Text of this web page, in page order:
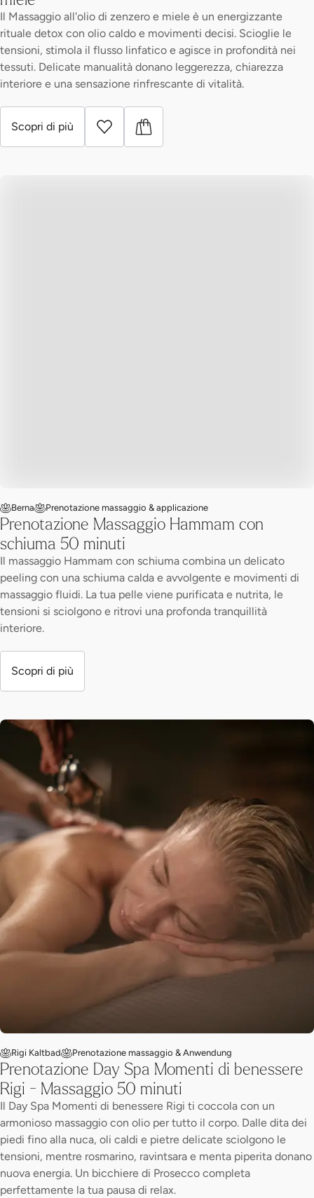
Il Massaggio all'olio di zenzero e miele è un energizzante
rituale detox con olio caldo e movimenti decisi. Scioglie le
tensioni, stimola il flusso linfatico e agisce in profondità nei
tessuti. Delicate manualità donano leggerezza, chiarezza
interiore e una sensazione rinfrescante di vitalità.
Scopri di più
Berna Prenotazione massaggio & applicazione
Prenotazione Massaggio Hammam con
schiuma 50 minuti
Il massaggio Hammam con schiuma combina un delicato
peeling con una schiuma calda e avvolgente e movimenti di
massaggio fluidi. La tua pelle viene purificata e nutrita, le
tensioni si sciolgono e ritrovi una profonda tranquillità
interiore.
Scopri di più
Rigi Kaltbad Prenotazione massaggio & Anwendung
Prenotazione Day Spa Momenti di benessere
Rigi - Massaggio 50 minuti
Il Day Spa Momenti di benessere Rigi ti coccola con un
armonioso massaggio con olio per tutto il corpo. Dalle dita dei
piedi fino alla nuca, oli caldi e pietre delicate sciolgono le
tensioni, mentre rosmarino, ravintsara e menta piperita donano
nuova energia. Un bicchiere di Prosecco completa
perfettamente la tua pausa di relax.